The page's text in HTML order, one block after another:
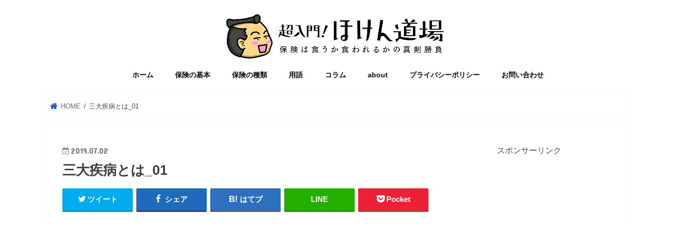
ホーム 保険の基本 保険の種類 用語 コラム about プライバシーポリシー お問い合わせ
HOME 三大疾病とは_01
2019.07.02
三大疾病とは_01
ツイート シェア はてブ LINE Pocket
スポンサーリンク